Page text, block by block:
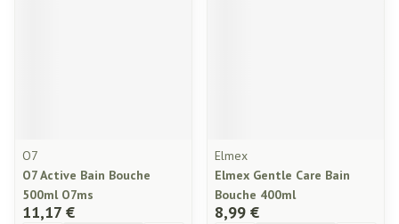
O7
O7 Active Bain Bouche
500ml O7ms
11,17 €
Elmex
Elmex Gentle Care Bain
Bouche 400ml
8,99 €